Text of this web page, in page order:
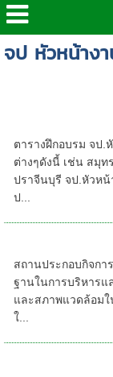
จป หัวหน้าง
ตารางฝึกอบรม จป.
ต่างๆดังนี้ เช่น สมุท
ปราจีนบุรี จป.หัวหน้
ป...
สถานประกอบกิจกา
ฐานในการบริหารแ
และสภาพแวดล้อม
ใ...